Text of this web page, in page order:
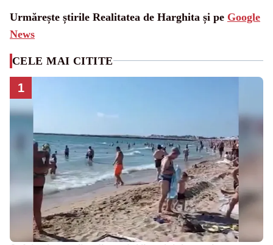
Urmărește știrile Realitatea de Harghita și pe Google
News
CELE MAI CITITE
1